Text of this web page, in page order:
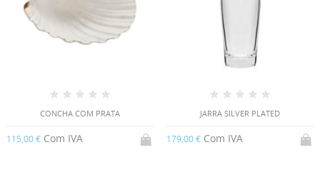
CONCHA COM PRATA
115,00 € Com IVA
JARRA SILVER PLATED
179,00 € Com IVA